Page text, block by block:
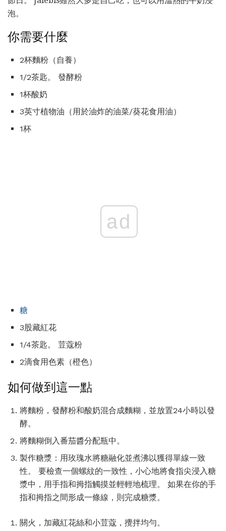
泡。
你需要什麼
2杯麵粉（自養）
1/2茶匙。 發酵粉
1杯酸奶
3英寸植物油（用於油炸的油菜/葵花食用油）
1杯
ad
糖
3股藏紅花
1/4茶匙。 荳蔻粉
2滴食用色素（橙色）
如何做到這一點
將麵粉，發酵粉和酸奶混合成麵糊，並放置24小時以發
酵。
將麵糊倒入番茄醬分配瓶中。
製作糖漿：用玫瑰水將糖融化並煮沸以獲得單線一致
性。 要檢查一個螺紋的一致性，小心地將食指尖浸入糖
漿中，用手指和拇指觸摸並輕輕地梳理。 如果在你的手
指和拇指之間形成一條線，則完成糖漿。
關火，加藏紅花絲和小荳蔻，攪拌均勻。